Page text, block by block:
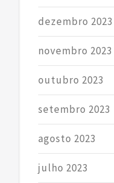
dezembro 2023
novembro 2023
outubro 2023
setembro 2023
agosto 2023
julho 2023